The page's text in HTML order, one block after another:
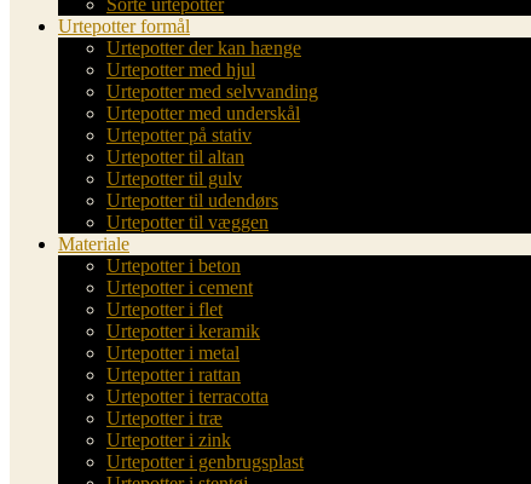
Sorte urtepotter
Urtepotter formål
Urtepotter der kan hænge
Urtepotter med hjul
Urtepotter med selvvanding
Urtepotter med underskål
Urtepotter på stativ
Urtepotter til altan
Urtepotter til gulv
Urtepotter til udendørs
Urtepotter til væggen
Materiale
Urtepotter i beton
Urtepotter i cement
Urtepotter i flet
Urtepotter i keramik
Urtepotter i metal
Urtepotter i rattan
Urtepotter i terracotta
Urtepotter i træ
Urtepotter i zink
Urtepotter i genbrugsplast